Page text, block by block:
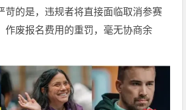
苛的是，违规者将直接面临取消参赛
作废报名费用的重罚，毫无协商余